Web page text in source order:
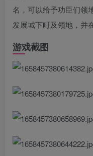
名，可以给予功臣们领
发展城下町及领地，并
游戏截图